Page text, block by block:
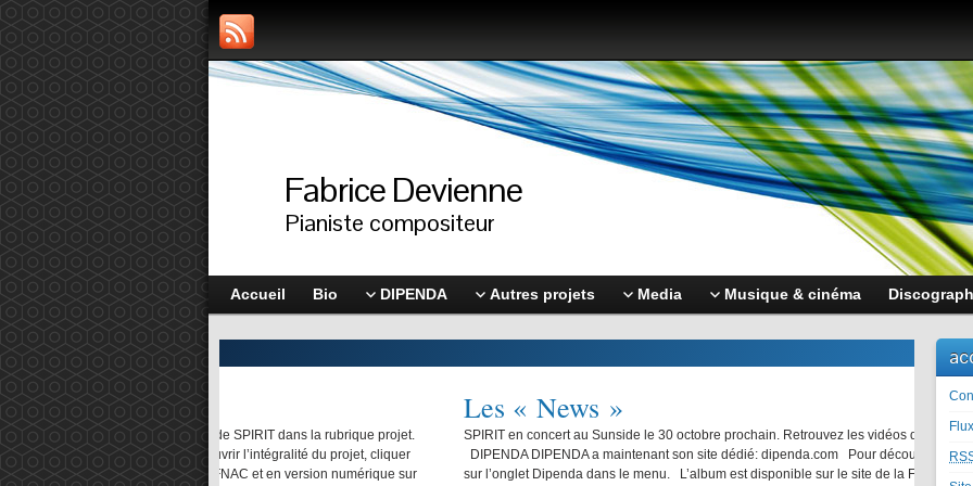
Fabrice Devienne
Pianiste compositeur
Accueil Bio DIPENDA Autres projets Media Musique & cinéma
SPIRIT dans la rubrique projet.
l’intégralité du projet, cliquer
et en version numérique sur
SPIRIT en concert au Sunside le 30 octobre prochain. Retrouvez les vidéos de SPIRIT dans la rubrique projet.
DIPENDA DIPENDA a maintenant son site dédié: dipenda.com Pour découvrir l’intégralité du projet, cliquer
sur l’onglet Dipenda dans le menu. L’album est disponible sur le site de la FNAC et en version numérique sur
sur
Flux